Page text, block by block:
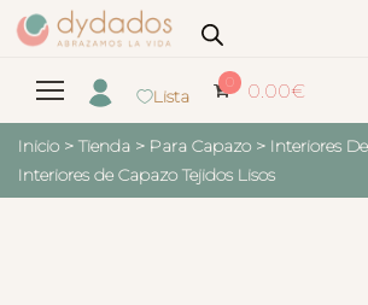
Lista
0 0.00€
Inicio > Tienda > Para Capazo > Interiores
Interiores de Capazo Tejidos Lisos